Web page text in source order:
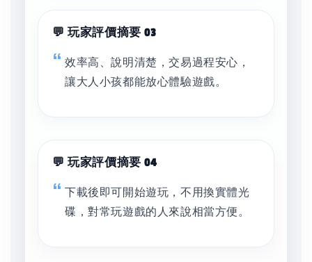
💬 玩家評價摘要 03
效率高、說明清楚，交易過程安心，
讓大人小孩都能放心體驗遊戲。
💬 玩家評價摘要 04
下載後即可開始遊玩，不用換實體光
碟，對常玩遊戲的人來說相當方便。